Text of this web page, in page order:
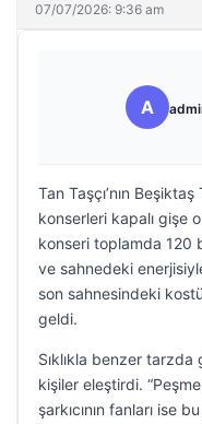
07/07/2026: 9:36 am
A
Tan Taşçı’nın
konserleri kapalı gişe
konseri toplamda 120
ve sahnedeki
son sahnesindeki
geldi.
Sıklıkla benzer tarzda
kişiler eleştirdi.
şarkıcının fanları ise